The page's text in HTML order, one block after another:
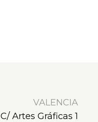
VALENCIA
C/ Artes Gráficas 1